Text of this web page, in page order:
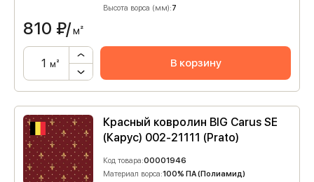
Высота ворса (мм):7
810 ₽/м²
м² В корзину
Красный ковролин BIG Carus SE
(Карус) 002-21111 (Prato)
Код товара:00001946
Материал ворса:100% ПА (Полиамид)